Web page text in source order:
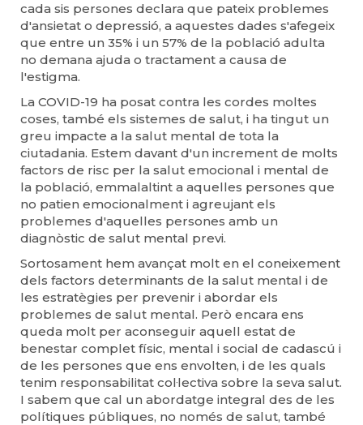
cada sis persones declara que pateix problemes
d'ansietat o depressió, a aquestes dades s'afegeix
que entre un 35% i un 57% de la població adulta
no demana ajuda o tractament a causa de
l'estigma.
La COVID-19 ha posat contra les cordes moltes
coses, també els sistemes de salut, i ha tingut un
greu impacte a la salut mental de tota la
ciutadania. Estem davant d'un increment de molts
factors de risc per la salut emocional i mental de
la població, emmalaltint a aquelles persones que
no patien emocionalment i agreujant els
problemes d'aquelles persones amb un
diagnòstic de salut mental previ.
Sortosament hem avançat molt en el coneixement
dels factors determinants de la salut mental i de
les estratègies per prevenir i abordar els
problemes de salut mental. Però encara ens
queda molt per aconseguir aquell estat de
benestar complet físic, mental i social de cadascú i
de les persones que ens envolten, i de les quals
tenim responsabilitat col·lectiva sobre la seva salut.
I sabem que cal un abordatge integral des de les
polítiques públiques, no només de salut, també